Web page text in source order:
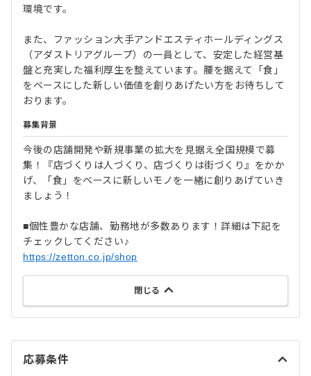
環境です。
また、ファッション大手アンドエスティホールディングス
（アダストリアグループ）の一員として、安定した経営基
盤と充実した福利厚生を整えています。腰を据えて「食」
をベースにした新しい価値を創りあげたい方をお待ちして
おります。
募集背景
今後の店舗開発や新規事業の拡大を見据え全国規模で募
集！『店づくりは人づくり、店づくりは街づくり』をかか
げ、「食」をベースに新しいモノを一緒に創りあげていき
ましょう！
■個性豊かな店舗、勤務地が多数あります！詳細は下記を
チェックしてください♪
https://zetton.co.jp/shop
閉じる
応募条件